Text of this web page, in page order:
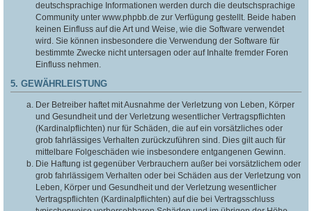
deutschsprachige Informationen werden durch die deutschsprachige
Community unter www.phpbb.de zur Verfügung gestellt. Beide haben
keinen Einfluss auf die Art und Weise, wie die Software verwendet
wird. Sie können insbesondere die Verwendung der Software für
bestimmte Zwecke nicht untersagen oder auf Inhalte fremder Foren
Einfluss nehmen.
5. GEWÄHRLEISTUNG
Der Betreiber haftet mit Ausnahme der Verletzung von Leben, Körper
und Gesundheit und der Verletzung wesentlicher Vertragspflichten
(Kardinalpflichten) nur für Schäden, die auf ein vorsätzliches oder
grob fahrlässiges Verhalten zurückzuführen sind. Dies gilt auch für
mittelbare Folgeschäden wie insbesondere entgangenen Gewinn.
Die Haftung ist gegenüber Verbrauchern außer bei vorsätzlichem oder
grob fahrlässigem Verhalten oder bei Schäden aus der Verletzung von
Leben, Körper und Gesundheit und der Verletzung wesentlicher
Vertragspflichten (Kardinalpflichten) auf die bei Vertragsschluss